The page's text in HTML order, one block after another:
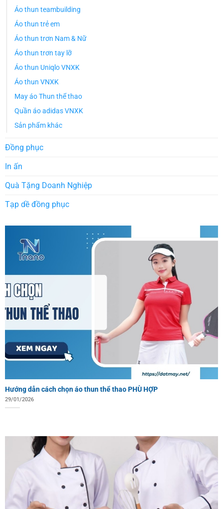
Áo thun teambuilding
Áo thun trẻ em
Áo thun trơn Nam & Nữ
Áo thun trơn tay lỡ
Áo thun Uniqlo VNXK
Áo thun VNXK
May áo Thun thể thao
Quần áo adidas VNXK
Sản phẩm khác
Đồng phục
In ấn
Quà Tặng Doanh Nghiệp
Tạp dề đồng phục
Hướng dẫn cách chọn áo thun thể thao PHÙ HỢP
29/01/2026